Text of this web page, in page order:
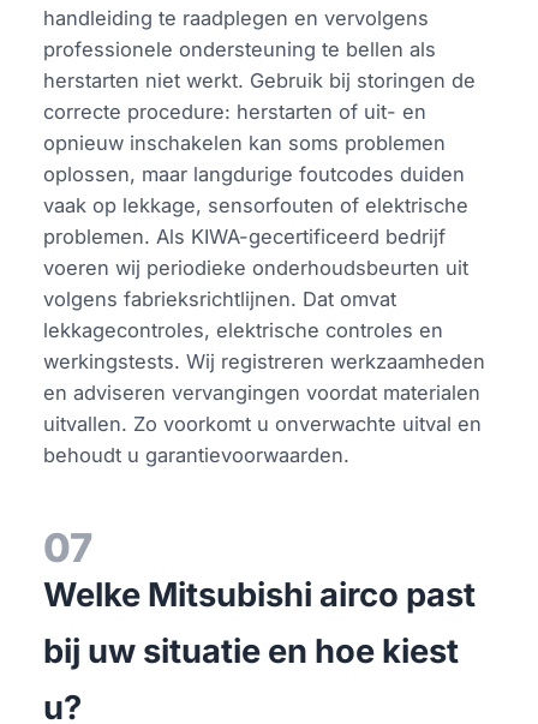
handleiding te raadplegen en vervolgens
professionele ondersteuning te bellen als
herstarten niet werkt. Gebruik bij storingen de
correcte procedure: herstarten of uit- en
opnieuw inschakelen kan soms problemen
oplossen, maar langdurige foutcodes duiden
vaak op lekkage, sensorfouten of elektrische
problemen. Als KIWA-gecertificeerd bedrijf
voeren wij periodieke onderhoudsbeurten uit
volgens fabrieksrichtlijnen. Dat omvat
lekkagecontroles, elektrische controles en
werkingstests. Wij registreren werkzaamheden
en adviseren vervangingen voordat materialen
uitvallen. Zo voorkomt u onverwachte uitval en
behoudt u garantievoorwaarden.
07
Welke Mitsubishi airco past
bij uw situatie en hoe kiest
u?